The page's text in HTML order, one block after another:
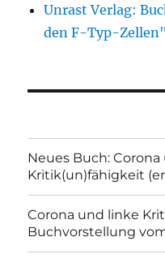
Unrast Verlag:
den F-Typ-Zellen"
Neues Buch:
Kritik(un)fähigkeit
Corona und linke
Buchvorstellung vom